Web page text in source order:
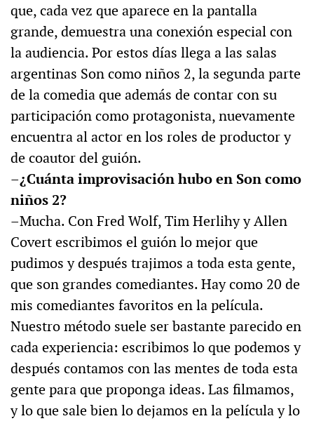
que, cada vez que aparece en la pantalla
grande, demuestra una conexión especial con
la audiencia. Por estos días llega a las salas
argentinas Son como niños 2, la segunda parte
de la comedia que además de contar con su
participación como protagonista, nuevamente
encuentra al actor en los roles de productor y
de coautor del guión.
–¿Cuánta improvisación hubo en Son como
niños 2?
–Mucha. Con Fred Wolf, Tim Herlihy y Allen
Covert escribimos el guión lo mejor que
pudimos y después trajimos a toda esta gente,
que son grandes comediantes. Hay como 20 de
mis comediantes favoritos en la película.
Nuestro método suele ser bastante parecido en
cada experiencia: escribimos lo que podemos y
después contamos con las mentes de toda esta
gente para que proponga ideas. Las filmamos,
y lo que sale bien lo dejamos en la película y lo